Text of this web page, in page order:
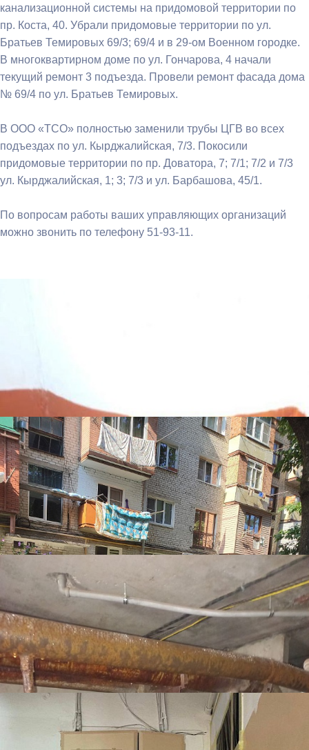
канализационной системы на придомовой территории по
пр. Коста, 40. Убрали придомовые территории по ул.
Братьев Темировых 69/3; 69/4 и в 29-ом Военном городке.
В многоквартирном доме по ул. Гончарова, 4 начали
текущий ремонт 3 подъезда. Провели ремонт фасада дома
№ 69/4 по ул. Братьев Темировых.
В ООО «ТСО» полностью заменили трубы ЦГВ во всех
подъездах по ул. Кырджалийская, 7/3. Покосили
придомовые территории по пр. Доватора, 7; 7/1; 7/2 и 7/3
ул. Кырджалийская, 1; 3; 7/3 и ул. Барбашова, 45/1.
По вопросам работы ваших управляющих организаций
можно звонить по телефону 51-93-11.